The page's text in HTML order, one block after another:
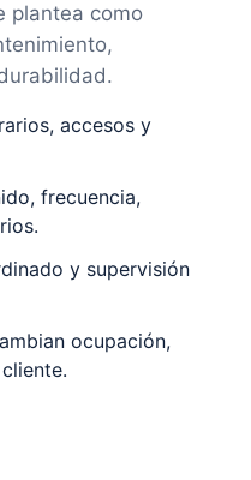
plantea como
accesos y
frecuencia,
y supervisión
ocupación,